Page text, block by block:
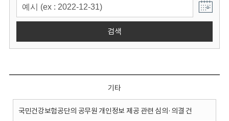
검색
기타
국민건강보험공단의 공무원 개인정보 제공 관련 심의·의결 건